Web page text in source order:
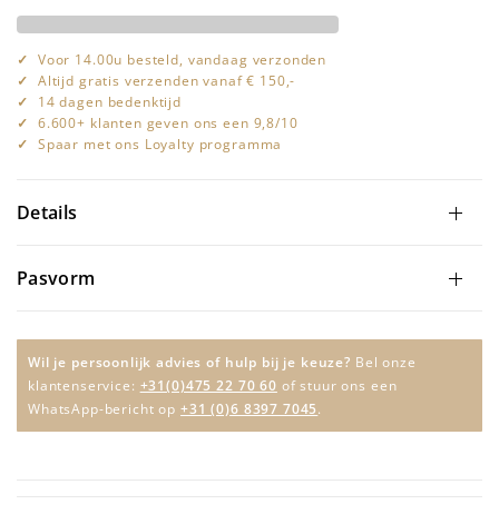
Voor 14.00u besteld, vandaag verzonden
Altijd gratis verzenden vanaf € 150,-
14 dagen bedenktijd
6.600+ klanten geven ons een 9,8/10
Spaar met ons Loyalty programma
Details
Pasvorm
Wil je persoonlijk advies of hulp bij je keuze? Bel onze
klantenservice: +31(0)475 22 70 60 of stuur ons een
WhatsApp-bericht op +31 (0)6 8397 7045.